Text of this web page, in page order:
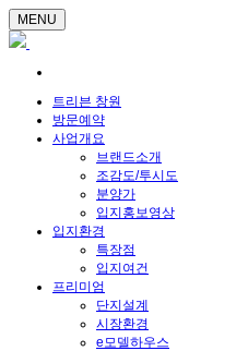
MENU
트리븐 창원
방문예약
사업개요
브랜드소개
조감도/투시도
분양가
입지홍보영상
입지환경
특장점
입지여건
프리미엄
단지설계
시장환경
e모델하우스